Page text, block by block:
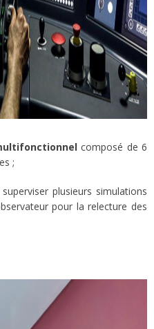
composé de 6
;
plusieurs simulations
pour la relecture des